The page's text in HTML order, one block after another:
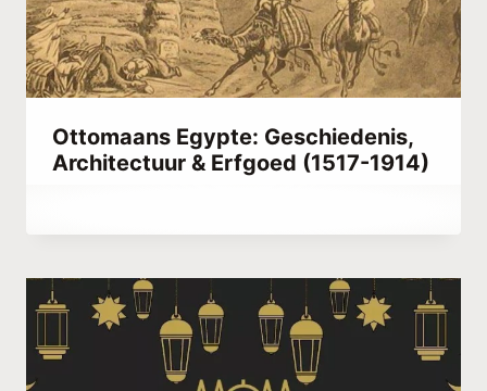
Ottomaans Egypte: Geschiedenis,
Architectuur & Erfgoed (1517-1914)